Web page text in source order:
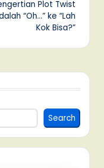
Plot Twist
“Oh…” ke “Lah
Kok Bisa?”
Search